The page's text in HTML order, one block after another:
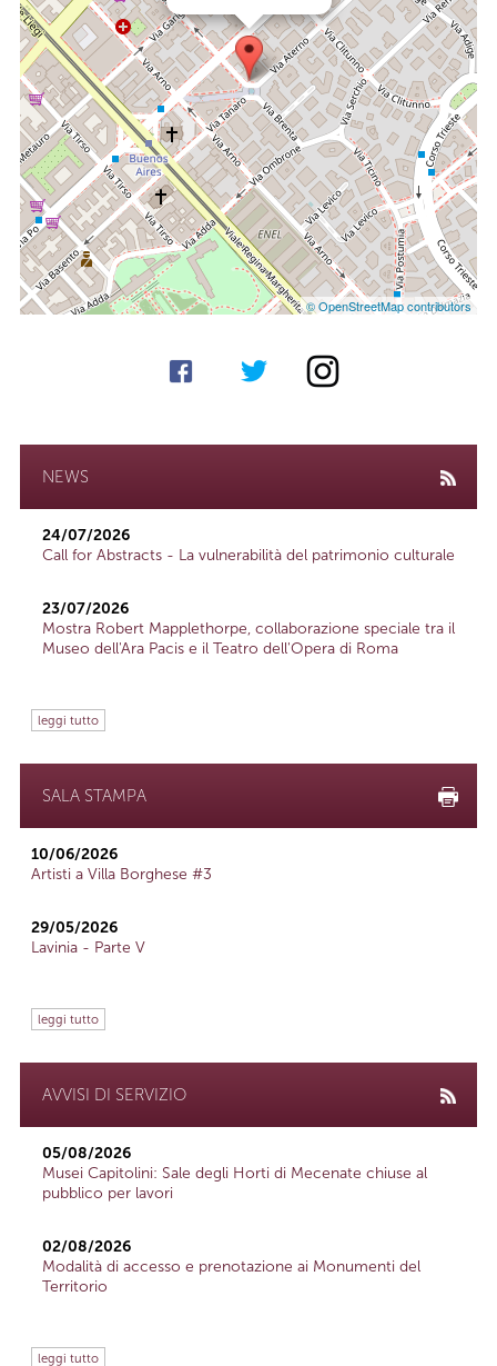
© OpenStreetMap contributors
NEWS
24/07/2026
Call for Abstracts - La vulnerabilità del patrimonio culturale
23/07/2026
Mostra Robert Mapplethorpe, collaborazione speciale tra il
Museo dell'Ara Pacis e il Teatro dell'Opera di Roma
leggi tutto
SALA STAMPA
10/06/2026
Artisti a Villa Borghese #3
29/05/2026
Lavinia - Parte V
leggi tutto
AVVISI DI SERVIZIO
05/08/2026
Musei Capitolini: Sale degli Horti di Mecenate chiuse al
pubblico per lavori
02/08/2026
Modalità di accesso e prenotazione ai Monumenti del
Territorio
leggi tutto